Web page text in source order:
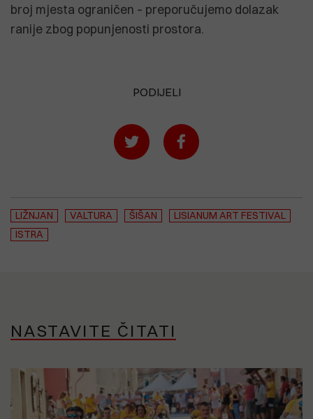
broj mjesta ograničen – preporučujemo dolazak
ranije zbog popunjenosti prostora.
PODIJELI
LIŽNJAN VALTURA ŠIŠAN
LISIANUM ART FESTIVAL
ISTRA
NASTAVITE ČITATI